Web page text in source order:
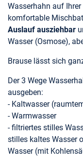
Wasserhahn auf
komfortable
Auslauf ausziehbar
Wasser (Osmose),
Brause lässt sich
Der 3 Wege
ausgeben:
- Kaltwasser
- Warmwasser
- filtriertes stilles
stilles kaltes Wasser
Wasser (mit